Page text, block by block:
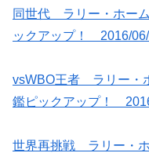
同世代 ラリー・ホー
ックアップ！ 2016/
vsWBO王者 ラリー・
鑑ピックアップ！
世界再挑戦 ラリー・